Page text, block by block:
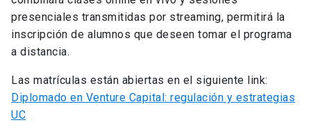
presenciales transmitidas por streaming, permitirá la
inscripción de alumnos que deseen tomar el programa
a distancia.
Las matrículas están abiertas en el siguiente link:
Diplomado en Venture Capital: regulación y estrategias
UC